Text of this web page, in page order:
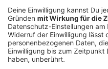
Riesige Marienstatue in
anziehen
In einem Dorf in Polen